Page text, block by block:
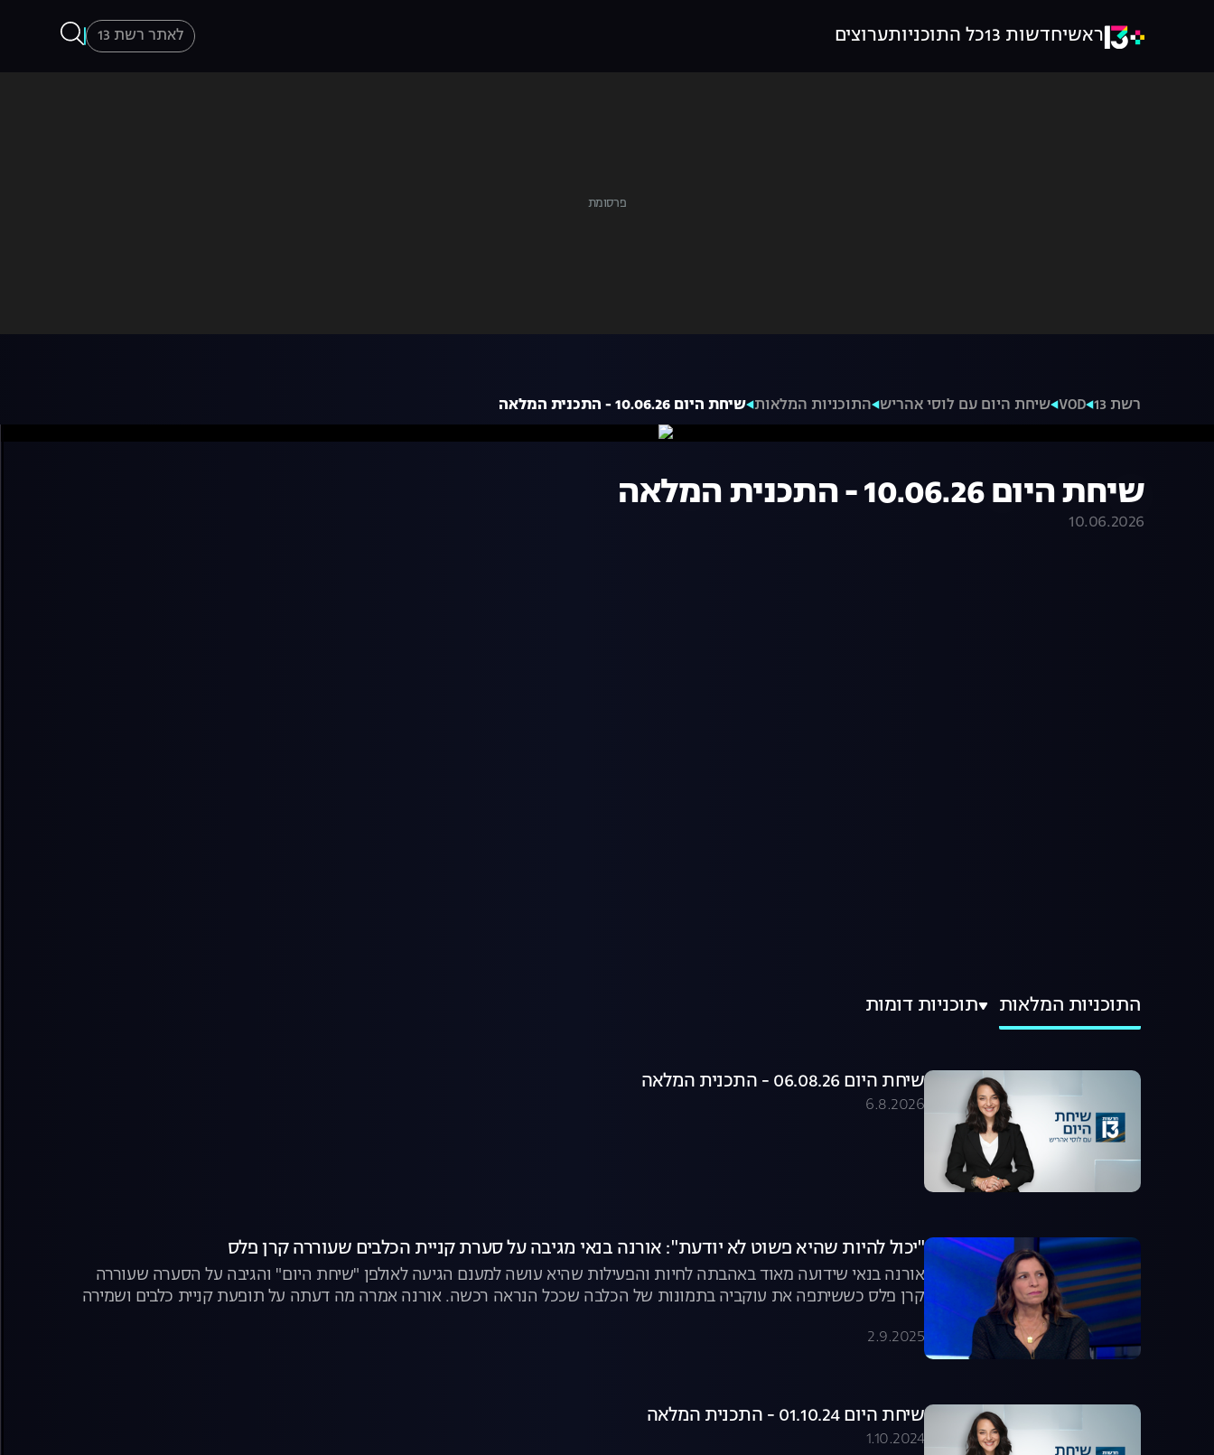
ראשיחדשות 13 כל התוכניותערוצים לאתר רשת 13
רשת 13 VOD שיחת היום עם לוסי אהריש התוכניות המלאות שיחת היום 10.06.26 - התכנית המלאה
שיחת היום 10.06.26 - התכנית המלאה
10.06.2026
התוכניות המלאות תוכניות דומות
שיחת היום 06.08.26 - התכנית המלאה
6.8.2026
"יכול להיות שהיא פשוט לא יודעת": אורנה בנאי מגיבה על סערת קניית הכלבים שעוררה קרן פלס
אורנה בנאי שידועה מאוד באהבתה לחיות והפעילות שהיא עושה למענם הגיעה לאולפן "שיחת היום" והגיבה על הסערה שעוררה
קרן פלס כששיתפה את עוקביה בתמונות של הכלבה שככל הנראה רכשה. אורנה אמרה מה דעתה על תופעת קניית כלבים ושמירה
במאבק להשבת החטופים. צפו בקטע המלא
2.9.2025
שיחת היום 01.10.24 - התכנית המלאה
1.10.2024